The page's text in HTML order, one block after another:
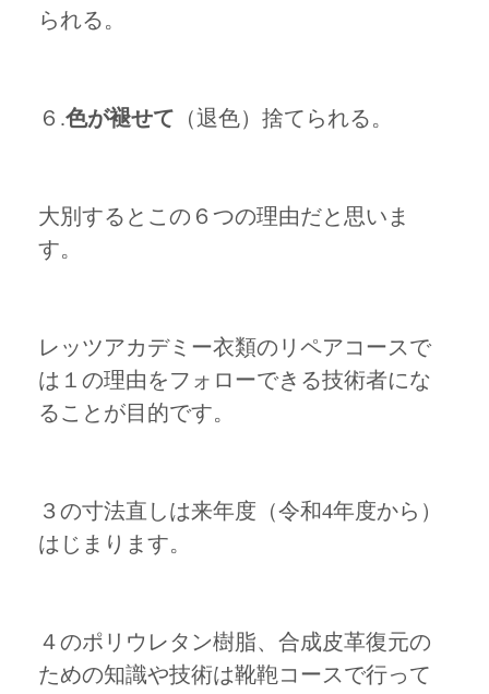
られる。
６.色が褪せて （退色）捨てられる。
大別するとこの６つの理由だと思いま
す。
レッツアカデミー衣類のリペアコースで
は１の理由をフォローできる技術者にな
ることが目的です。
３の寸法直しは来年度（令和4年度から）
はじまります。
４のポリウレタン樹脂、合成皮革復元の
ための知識や技術は靴鞄コースで行って